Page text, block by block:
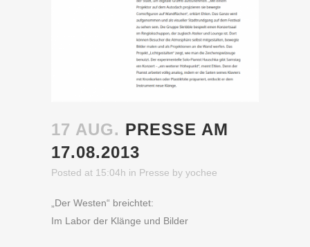
17 AUG. PRESSE AM
17.08.2013
Posted at 15:04h in Presse by yochee
„Der Westen“ breichtet:
Im Labor der Klänge und Bilder